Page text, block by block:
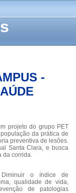
-
projeto do grupo PET
da prática de
preventiva de lesões.
Santa Clara, e busca
da corrida.
o índice de
qualidade de vida,
de patologias